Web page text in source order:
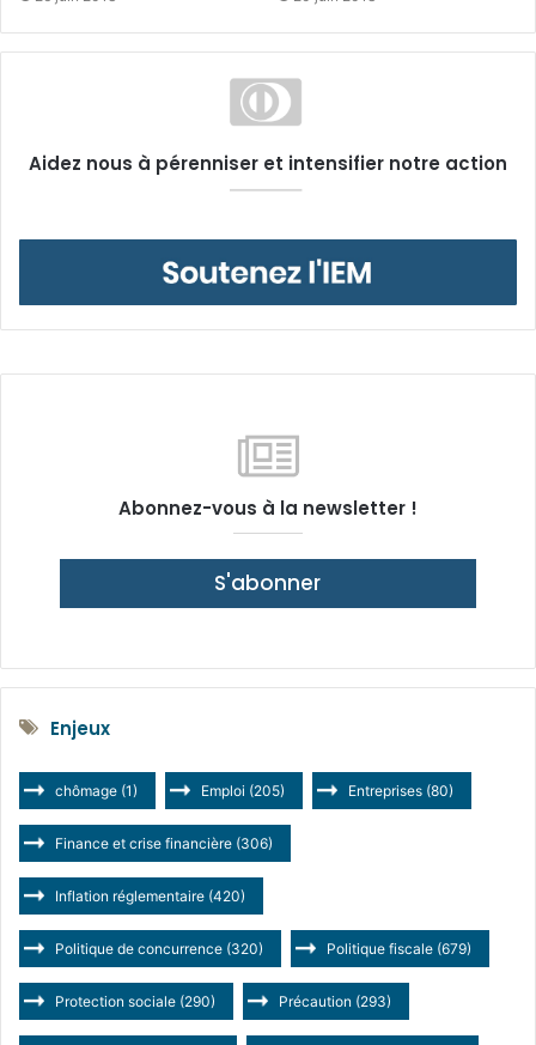
Aidez nous à pérenniser et intensifier notre action
Abonnez-vous à la newsletter !
S'abonner
Enjeux
chômage (1) Emploi (205) Entreprises (80)
Finance et crise financière (306)
Inflation réglementaire (420)
Politique de concurrence (320) Politique fiscale (679)
Protection sociale (290) Précaution (293)